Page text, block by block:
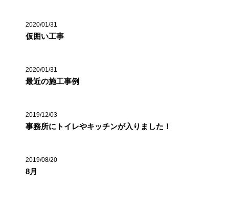
2020/01/31
仮囲い工事
2020/01/31
最近の施工事例
2019/12/03
事務所にトイレやキッチンが入りました！
2019/08/20
8月